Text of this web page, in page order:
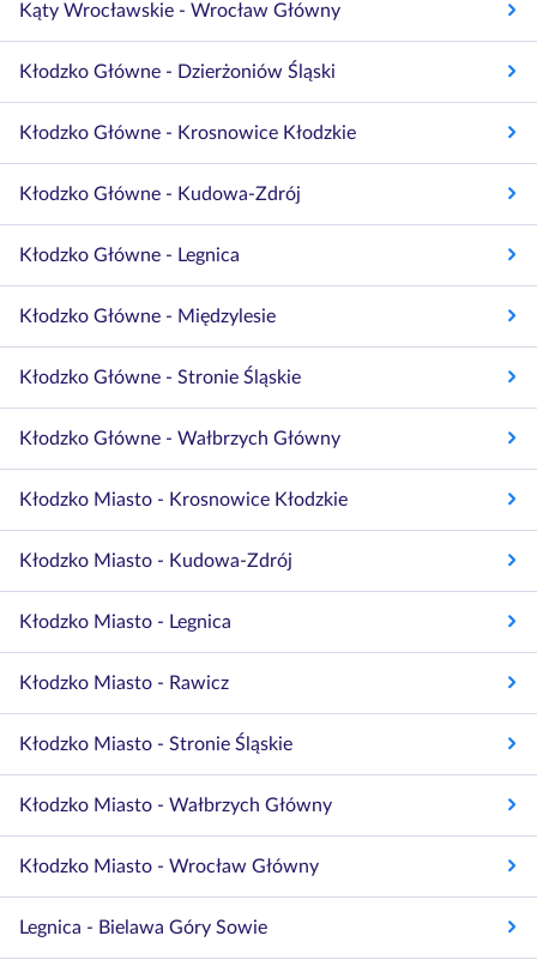
Kąty Wrocławskie - Wrocław Główny
Kłodzko Główne - Dzierżoniów Śląski
Kłodzko Główne - Krosnowice Kłodzkie
Kłodzko Główne - Kudowa-Zdrój
Kłodzko Główne - Legnica
Kłodzko Główne - Międzylesie
Kłodzko Główne - Stronie Śląskie
Kłodzko Główne - Wałbrzych Główny
Kłodzko Miasto - Krosnowice Kłodzkie
Kłodzko Miasto - Kudowa-Zdrój
Kłodzko Miasto - Legnica
Kłodzko Miasto - Rawicz
Kłodzko Miasto - Stronie Śląskie
Kłodzko Miasto - Wałbrzych Główny
Kłodzko Miasto - Wrocław Główny
Legnica - Bielawa Góry Sowie